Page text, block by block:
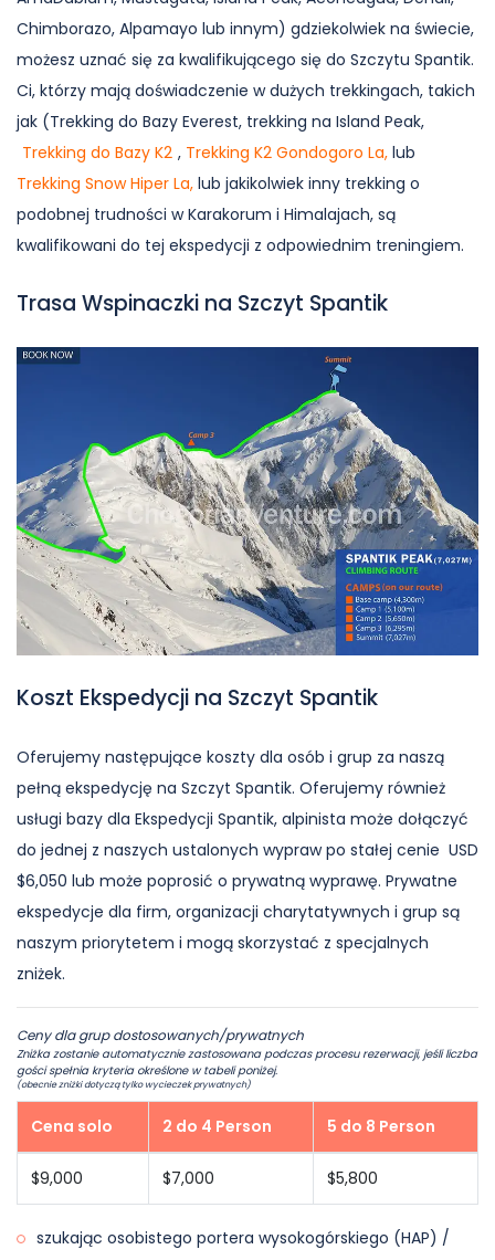
Chimborazo, Alpamayo lub innym) gdziekolwiek na świecie,
możesz uznać się za kwalifikującego się do Szczytu Spantik.
Ci, którzy mają doświadczenie w dużych trekkingach, takich
jak (Trekking do Bazy Everest, trekking na Island Peak,
Trekking do Bazy K2 , Trekking K2 Gondogoro La, lub
Trekking Snow Hiper La, lub jakikolwiek inny trekking o
podobnej trudności w Karakorum i Himalajach, są
kwalifikowani do tej ekspedycji z odpowiednim treningiem.
Trasa Wspinaczki na Szczyt Spantik
Koszt Ekspedycji na Szczyt Spantik
Oferujemy następujące koszty dla osób i grup za naszą
pełną ekspedycję na Szczyt Spantik. Oferujemy również
usługi bazy dla Ekspedycji Spantik, alpinista może dołączyć
do jednej z naszych ustalonych wypraw po stałej cenie USD
$6,050 lub może poprosić o prywatną wyprawę. Prywatne
ekspedycje dla firm, organizacji charytatywnych i grup są
naszym priorytetem i mogą skorzystać z specjalnych
zniżek.
Ceny dla grup dostosowanych/prywatnych
Zniżka zostanie automatycznie zastosowana podczas procesu rezerwacji, jeśli liczba
gości spełnia kryteria określone w tabeli poniżej.
(obecnie zniżki dotyczą tylko wycieczek prywatnych)
Cena solo 2 do 4 Person 5 do 8 Person
$9,000 $7,000 $5,800
szukając osobistego portera wysokogórskiego (HAP) /